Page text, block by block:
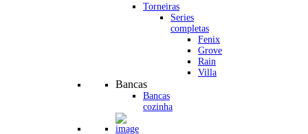
Torneiras
Series
completas
Fenix
Grove
Rain
Villa
Bancas
Bancas
cozinha